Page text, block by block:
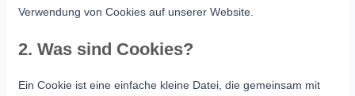
Verwendung von Cookies auf unserer Website.
2. Was sind Cookies?
Ein Cookie ist eine einfache kleine Datei, die gemeinsam mit